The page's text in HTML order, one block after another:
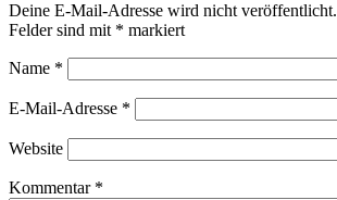
Deine E-Mail-Adresse wird nicht veröffentlicht.
Felder sind mit * markiert
Name *
E-Mail-Adresse *
Website
Kommentar *